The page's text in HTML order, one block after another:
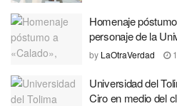
Homenaje
personaje de la
by LaOtraVerdad
Universidad del
Ciro en medio del